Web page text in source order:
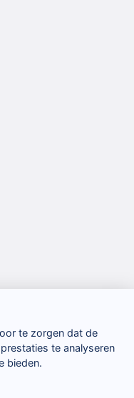
te zorgen dat de
te analyseren
bieden.